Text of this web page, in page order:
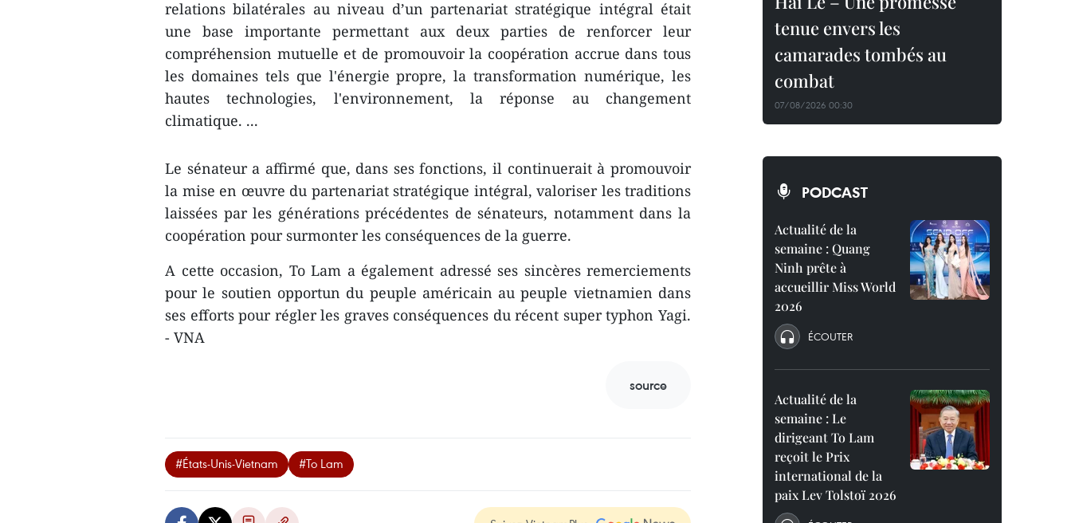
relations bilatérales au niveau d’un partenariat stratégique intégral était
une base importante permettant aux deux parties de renforcer leur
compréhension mutuelle et de promouvoir la coopération accrue dans tous
les domaines tels que l'énergie propre, la transformation numérique, les
hautes technologies, l'environnement, la réponse au changement
climatique. ...
Le sénateur a affirmé que, dans ses fonctions, il continuerait à promouvoir
la mise en œuvre du partenariat stratégique intégral, valoriser les traditions
laissées par les générations précédentes de sénateurs, notamment dans la
coopération pour surmonter les conséquences de la guerre.
A cette occasion, To Lam a également adressé ses sincères remerciements
pour le soutien opportun du peuple américain au peuple vietnamien dans
ses efforts pour régler les graves conséquences du récent super typhon Yagi.
- VNA
source
#États-Unis-Vietnam #To Lam
tenue envers les
camarades tombés au
combat
07/08/2026 00:30
PODCAST
Actualité de la
semaine : Quang
Ninh prête à
accueillir Miss World
2026
ÉCOUTER
Actualité de la
semaine : Le
dirigeant To Lam
reçoit le Prix
international de la
paix Lev Tolstoï 2026